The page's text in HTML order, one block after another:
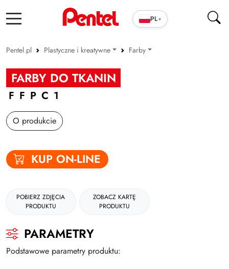
PL▾
Pentel.pl Plastyczne i kreatywne
Produkty szkolno-biurowe
Cienkopisy i pióra ENERGEL
Wkłady
Zakreślacze
Korektory
Farby
FARBY DO TKANIN
FFPC1
O produkcie
KUP ON-LINE
POBIERZ ZDJĘCIA
PRODUKTU
ZOBACZ KARTĘ
PRODUKTU
PARAMETRY
Podstawowe parametry produktu: